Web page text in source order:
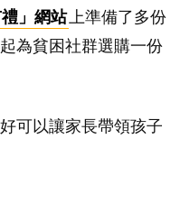
禮」網站 上準備了多份
為貧困社群選購一份
可以讓家長帶領孩子